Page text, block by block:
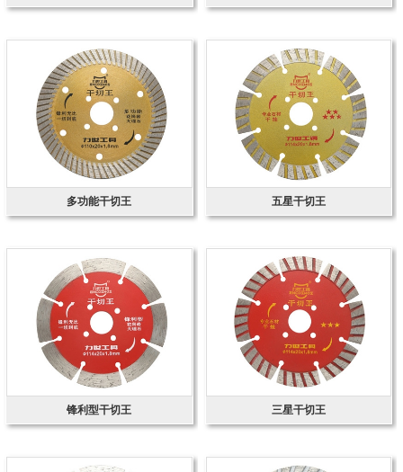
多功能干切王 五星干切王
锋利型干切王 三星干切王